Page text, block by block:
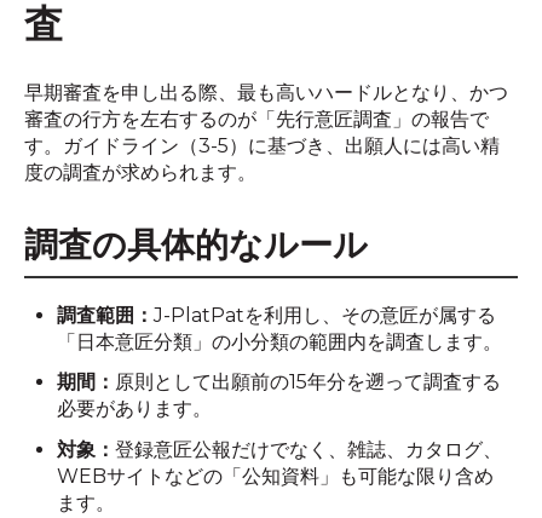
査
早期審査を申し出る際、最も高いハードルとなり、かつ
審査の行方を左右するのが「先行意匠調査」の報告で
す。ガイドライン（3-5）に基づき、出願人には高い精
度の調査が求められます。
調査の具体的なルール
調査範囲：J-PlatPatを利用し、その意匠が属する
「日本意匠分類」の小分類の範囲内を調査します。
期間： 原則として出願前の15年分を遡って調査する
必要があります。
対象：登録意匠公報だけでなく、雑誌、カタログ、
WEBサイトなどの「公知資料」も可能な限り含め
ます。